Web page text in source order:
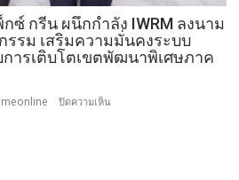
ซ์ กรีน ผนึกกำลัง IWRM ลงนาม
รม เสริมความมั่นคงระบบ
ารเติบโตเขตพัฒนาพิเศษภาค
ปิดความเห็น